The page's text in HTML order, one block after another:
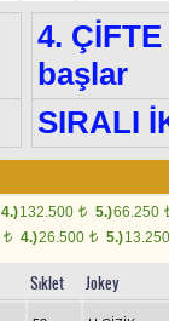
4.
başlar
SIRALI
4.)132.500 t 5.)66.250
t 4.)26.500 t 5.)
Sıklet Jokey